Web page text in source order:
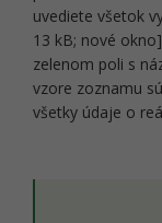
uvediete všetok
13 kB; nové
zelenom poli s
vzore zoznamu
všetky údaje o